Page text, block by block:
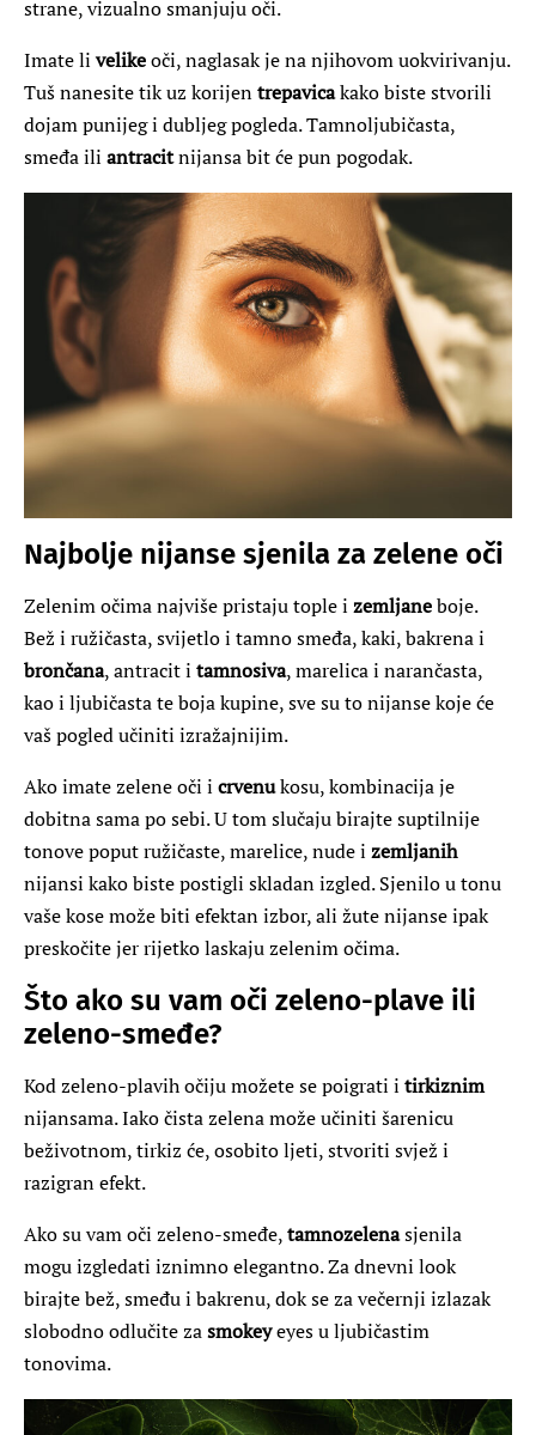
strane, vizualno smanjuju oči.
Imate livelikeoči, naglasak je na njihovom uokvirivanju.
Tuš nanesite tik uz korijentrepavicakako biste stvorili
dojam punijeg i dubljeg pogleda. Tamnoljubičasta,
smeđa ili antracitnijansa bit će pun pogodak.
Najbolje nijanse sjenila za zelene oči
Zelenim očima najviše pristaju tople i zemljaneboje.
Bež i ružičasta, svijetlo i tamno smeđa, kaki, bakrena i
brončana, antracit i tamnosiva, marelica i narančasta,
kao i ljubičasta te boja kupine, sve su to nijanse koje će
vaš pogled učiniti izražajnijim.
Ako imate zelene oči i crvenukosu, kombinacija je
dobitna sama po sebi. U tom slučaju birajte suptilnije
tonove poput ružičaste, marelice, nude i zemljanih
nijansi kako biste postigli skladan izgled. Sjenilo u tonu
vaše kose može biti efektan izbor, ali žute nijanse ipak
preskočite jer rijetko laskaju zelenim očima.
Što ako su vam oči zeleno-plave ili
zeleno-smeđe?
Kod zeleno-plavih očiju možete se poigrati i tirkiznim
nijansama. Iako čista zelena može učiniti šarenicu
beživotnom, tirkiz će, osobito ljeti, stvoriti svjež i
razigran efekt.
Ako su vam oči zeleno-smeđe,tamnozelenasjenila
mogu izgledati iznimno elegantno. Za dnevni look
birajte bež, smeđu i bakrenu, dok se za večernji izlazak
slobodno odlučite zasmokeyeyes u ljubičastim
tonovima.